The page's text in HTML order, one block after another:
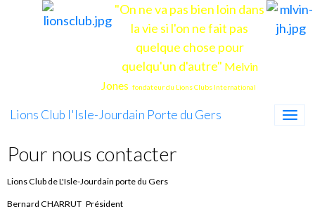
"On ne va pas bien loin dans
la vie si l'on ne fait pas
quelque chose pour
quelqu'un d'autre" Melvin
Jones fondateur du Lions Clubs International
Lions Club l'Isle-Jourdain Porte du Gers
Pour nous contacter
Lions Club de L'Isle-Jourdain porte du Gers
Bernard CHARRUT Président